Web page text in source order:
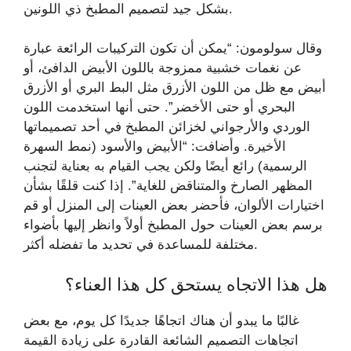
بشكل جيد لتصميم المطبخ ذي اللونين.
وقال سولومون: “يمكن أن تكون التركيبات الرائعة عبارة
عن نغمات خشبية ممزوجة باللون الأبيض الدافئ، أو
أبيض مع ظل من اللون الأزرق مثل البط البري أو الأزرق
البحري أو حتى الأخضر”. حتى أنها استخدمت اللون
الوردي والأرجواني لخزائن المطبخ في أحد تصميماتها
الأخيرة. وأضافت: “الأبيض والأسود (نمط السهرة
الرسمية) رائع أيضًا ولكن يجب القيام به بعناية لتجنب
المظهر الصارخ والمتناقض للغاية”. إذا كنت قلقًا بشأن
اختيارات الألوان، فأحضر بعض العينات إلى المنزل أو قم
برسم بعض العينات حول المطبخ أولاً وانظر إليها بأضواء
مختلفة للمساعدة في تحديد ما تفضله أكثر.
هل هذا الاتجاه يستحق كل هذا العناء؟
غالبًا ما يبدو أن هناك اتجاهًا جديدًا كل يوم، مع بعض
اتجاهات التصميم الشائعة القادرة على زيادة القيمة